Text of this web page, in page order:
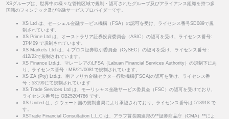
XSグループは、世界中の様々な管轄区域で規制・認可されたグループ及びアライアンス組織を持つ多
国籍のフィンテック及び金融サービスプロバイダーです。
XS Ltd は、セーシェル金融サービス機構（FSA）の認可を受け、ライセンス番号SD089で規
制されています。
XS Prime Ltd は、オーストラリア証券投資委員会（ASIC）の認可を受け、ライセンス番号:
374409 で規制されています。
XS Markets Ltd は、キプロス証券取引委員会（CySEC）の認可を受け、ライセンス番号：
412/22で規制されています。
XS Finance Ltdは、マレーシアのLFSA（Labuan Financial Services Authority）の規制下にあ
り、ライセンス番号：MB/21/0081で規制されています。
XS ZA (Pty) Ltdは、南アフリカ金融セクター行動機構(FSCA)の認可を受け、ライセンス番
号：53199にて規制されています
XS Trade Services Ltd は、モーリシャス金融サービス委員会（FSC）の認可を受けており、
ライセンス番号は GB25204786 です。
XS United は、クウェート国の規制当局により承認されており、ライセンス番号は 513918 で
す。
XSTrade Financial Consultation L.L.C は、アラブ首長国連邦の**証券商品庁（CMA）**によ